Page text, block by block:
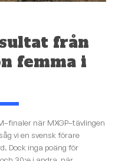
från
femma i
när MXGP–tävlingen
vi en svensk förare
Dock inga poäng för